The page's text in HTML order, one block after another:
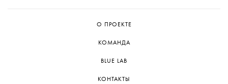
О ПРОЕКТЕ
КОМАНДА
BLUE LAB
КОНТАКТЫ